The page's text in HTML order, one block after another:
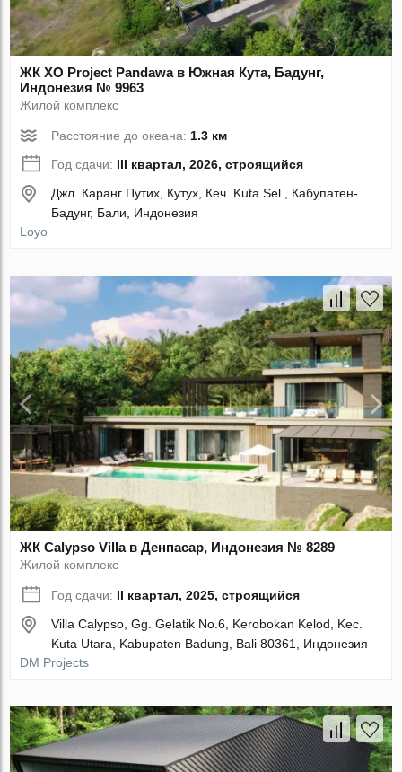
ЖК XO Project Pandawa в Южная Кута, Бадунг,
Индонезия № 9963
Жилой комплекс
Расстояние до океана: 1.3 км
Год сдачи: III квартал, 2026, строящийся
Джл. Каранг Путих, Кутух, Кеч. Kuta Sel., Кабупатен-
Бадунг, Бали, Индонезия
Loyo
ЖК Calypso Villa в Денпасар, Индонезия № 8289
Жилой комплекс
Год сдачи: II квартал, 2025, строящийся
Villa Calypso, Gg. Gelatik No.6, Kerobokan Kelod, Kec.
Kuta Utara, Kabupaten Badung, Bali 80361, Индонезия
DM Projects